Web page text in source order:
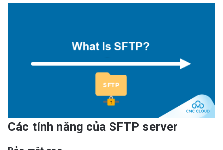
Các tính năng của SFTP server